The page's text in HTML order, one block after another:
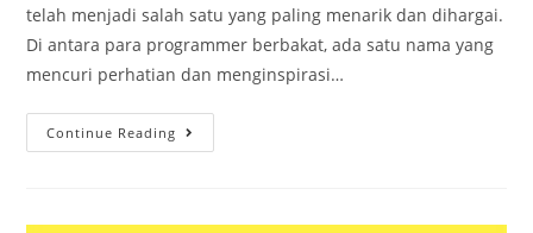
telah menjadi salah satu yang paling menarik dan dihargai.
Di antara para programmer berbakat, ada satu nama yang
mencuri perhatian dan menginspirasi…
Continue Reading